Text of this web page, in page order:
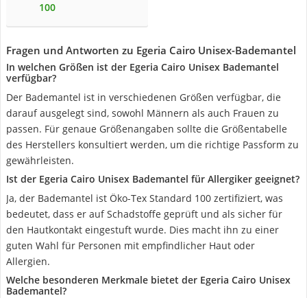
100
Fragen und Antworten zu Egeria Cairo Unisex-Bademantel
In welchen Größen ist der Egeria Cairo Unisex Bademantel
verfügbar?
Der Bademantel ist in verschiedenen Größen verfügbar, die
darauf ausgelegt sind, sowohl Männern als auch Frauen zu
passen. Für genaue Größenangaben sollte die Größentabelle
des Herstellers konsultiert werden, um die richtige Passform zu
gewährleisten.
Ist der Egeria Cairo Unisex Bademantel für Allergiker geeignet?
Ja, der Bademantel ist Öko-Tex Standard 100 zertifiziert, was
bedeutet, dass er auf Schadstoffe geprüft und als sicher für
den Hautkontakt eingestuft wurde. Dies macht ihn zu einer
guten Wahl für Personen mit empfindlicher Haut oder
Allergien.
Welche besonderen Merkmale bietet der Egeria Cairo Unisex
Bademantel?